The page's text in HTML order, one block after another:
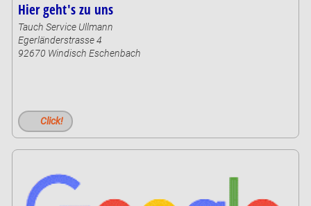
Hier geht's zu uns
Tauch Service Ullmann
Egerländerstrasse 4
92670 Windisch Eschenbach
Click!